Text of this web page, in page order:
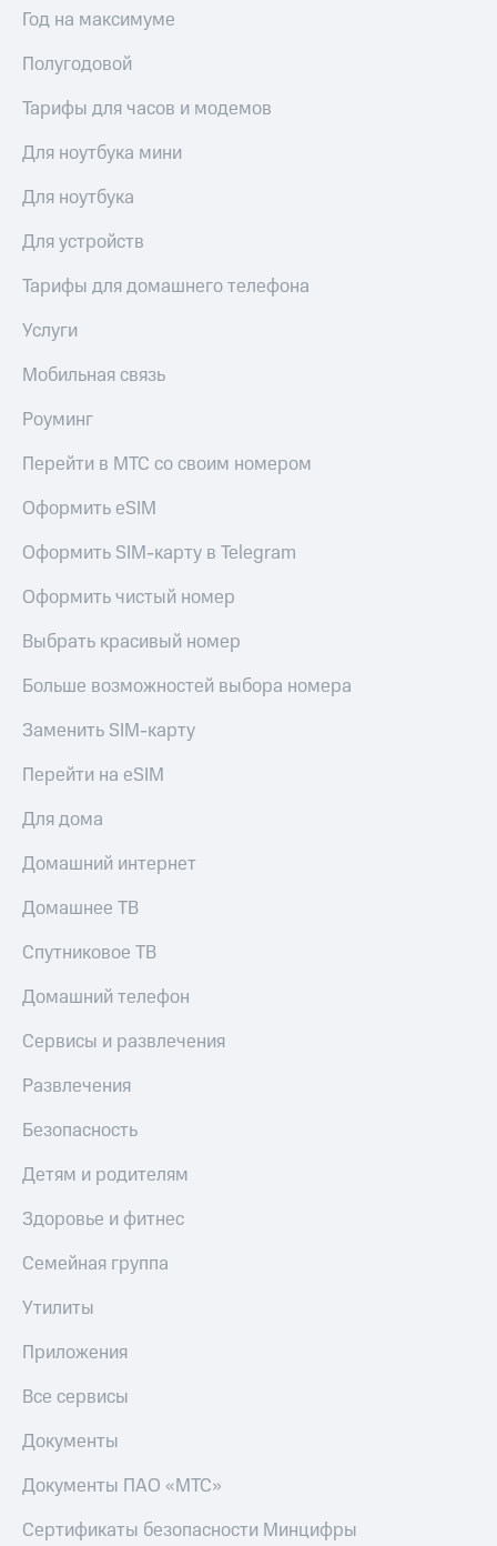
Год на максимуме
Полугодовой
Тарифы для часов и модемов
Для ноутбука мини
Для ноутбука
Для устройств
Тарифы для домашнего телефона
Услуги
Мобильная связь
Роуминг
Перейти в МТС со своим номером
Оформить eSIM
Оформить SIM-карту в Telegram
Оформить чистый номер
Выбрать красивый номер
Больше возможностей выбора номера
Заменить SIM-карту
Перейти на eSIM
Для дома
Домашний интернет
Домашнее ТВ
Спутниковое ТВ
Домашний телефон
Сервисы и развлечения
Развлечения
Безопасность
Детям и родителям
Здоровье и фитнес
Семейная группа
Утилиты
Приложения
Все сервисы
Документы
Документы ПАО «МТС»
Сертификаты безопасности Минцифры